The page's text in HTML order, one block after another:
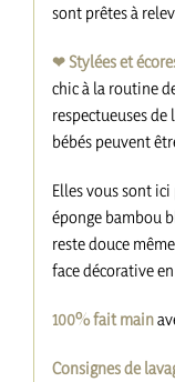
sont prêtes à
❤︎ Stylées et
chic à la routine
respectueuses de
bébés peuvent
Elles vous sont
éponge bambou
reste douce
face décorative
100% fait main
Consignes de